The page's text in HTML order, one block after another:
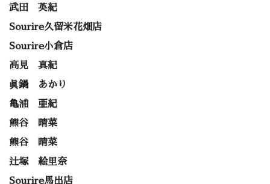
武田 英紀
Sourire久留米花畑店
Sourire小倉店
高見 真紀
眞鍋 あかり
亀浦 亜紀
熊谷 晴菜
熊谷 晴菜
辻塚 絵里奈
Sourire馬出店